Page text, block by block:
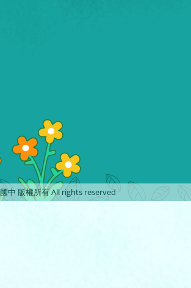
中 版權所有 All rights reserved